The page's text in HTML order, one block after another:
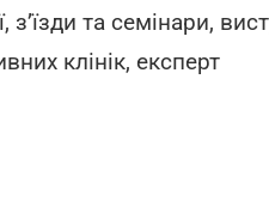
з’їзди та семінари,
клінік, експерт